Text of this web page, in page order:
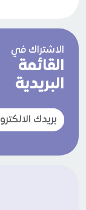
الاشتراك في
القائمة
البريدية